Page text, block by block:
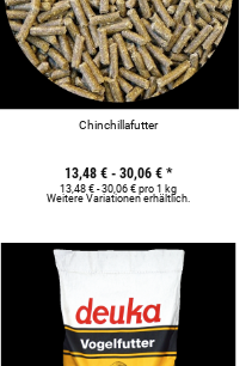
Chinchillafutter
13,48 € - 30,06 € *
13,48 € - 30,06 € pro 1 kg
Weitere Variationen erhältlich.